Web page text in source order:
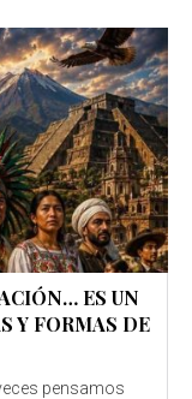
ES UN
Y FORMAS DE